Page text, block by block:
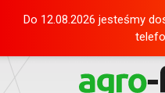
Do 12.08.2026 jesteśmy